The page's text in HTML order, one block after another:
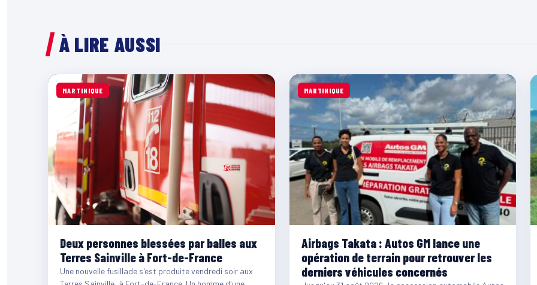
À LIRE AUSSI
MARTINIQUE
Deux personnes blessées par balles aux
Terres Sainville à Fort-de-France
Une nouvelle fusillade s'est produite vendredi soir aux
MARTINIQUE
Airbags Takata : Autos GM lance une
opération de terrain pour retrouver les
derniers véhicules concernés